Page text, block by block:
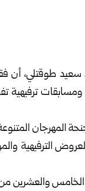
طوقتلي، أن
ترفيهية
المهرجان
الترفيهية
والعشرين من